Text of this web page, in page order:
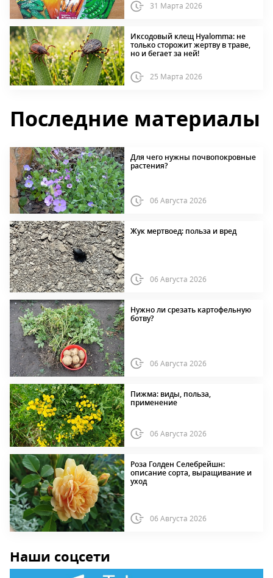
31 Марта 2026
Иксодовый клещ Hyalomma: не
только сторожит жертву в траве,
но и бегает за ней!
25 Марта 2026
Последние материалы
Для чего нужны почвопокровные
растения?
06 Августа 2026
Жук мертвоед: польза и вред
06 Августа 2026
Нужно ли срезать картофельную
ботву?
06 Августа 2026
Пижма: виды, польза,
применение
06 Августа 2026
Роза Голден Селебрейшн:
описание сорта, выращивание и
уход
06 Августа 2026
Наши соцсети